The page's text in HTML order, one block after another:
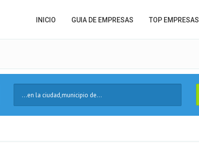
INICIO GUIA DE EMPRESAS TOP EMPRESAS